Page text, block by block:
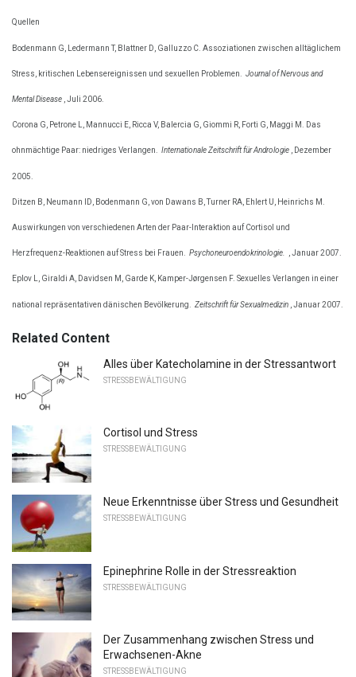
Quellen
Bodenmann G, Ledermann T, Blattner D, Galluzzo C. Assoziationen zwischen alltäglichem
Stress, kritischen Lebensereignissen und sexuellen Problemen. Journal of Nervous and
Mental Disease , Juli 2006.
Corona G, Petrone L, Mannucci E, Ricca V, Balercia G, Giommi R, Forti G, Maggi M. Das
ohnmächtige Paar: niedriges Verlangen. Internationale Zeitschrift für Andrologie , Dezember
2005.
Ditzen B, Neumann ID, Bodenmann G, von Dawans B, Turner RA, Ehlert U, Heinrichs M.
Auswirkungen von verschiedenen Arten der Paar-Interaktion auf Cortisol und
Herzfrequenz-Reaktionen auf Stress bei Frauen. Psychoneuroendokrinologie. , Januar 2007.
Eplov L, Giraldi A, Davidsen M, Garde K, Kamper-Jørgensen F. Sexuelles Verlangen in einer
national repräsentativen dänischen Bevölkerung. Zeitschrift für Sexualmedizin , Januar 2007.
Related Content
Alles über Katecholamine in der Stressantwort
STRESSBEWÄLTIGUNG
Cortisol und Stress
STRESSBEWÄLTIGUNG
Neue Erkenntnisse über Stress und Gesundheit
STRESSBEWÄLTIGUNG
Epinephrine Rolle in der Stressreaktion
STRESSBEWÄLTIGUNG
Der Zusammenhang zwischen Stress und
Erwachsenen-Akne
STRESSBEWÄLTIGUNG